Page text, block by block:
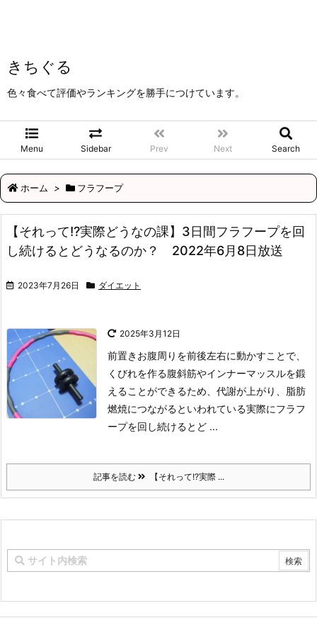
きちぐる
色々食べて評価やランキングを勝手につけています。
Menu Sidebar Prev Next Search
ホーム > フラフープ
【それって!?実際どうなの課】3日間フラフープを回
し続けるとどうなるのか？ 2022年6月8日放送
2023年7月26日 ダイエット
2025年3月12日
前置き お腹周りを前後左右に動かすことで、
くびれを作る腹斜筋やインナーマッスルを鍛
えることができるため、代謝が上がり、脂肪
燃焼につながるといわれている実際にフラフ
ープを回し続けるとど ...
記事を読む 【それって!?実際 ...